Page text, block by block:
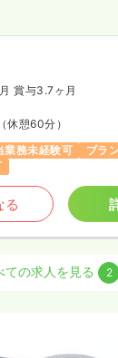
賞与3.7ヶ月
（休憩60分）
業務未経験可 ブラ
る
ての求人を見る 2